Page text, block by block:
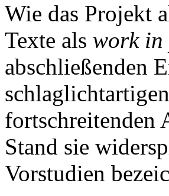
Wie das Projekt
Texte als work in
abschließenden
fortschreitenden
Stand sie
Vorstudien